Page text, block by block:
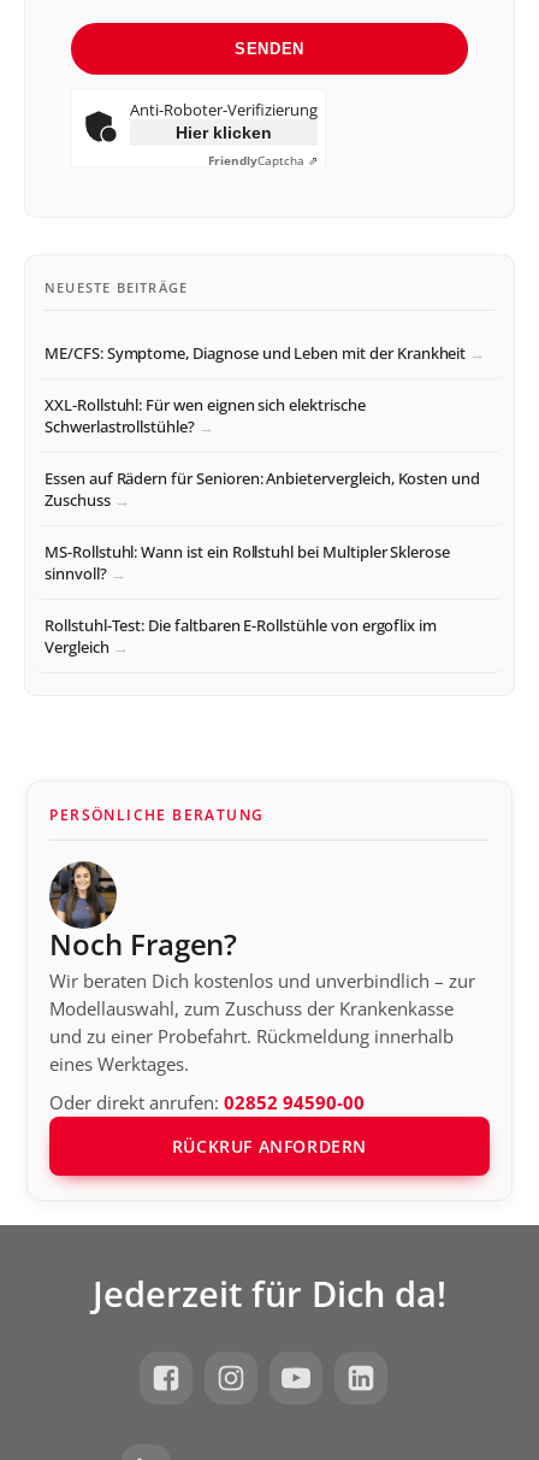
SENDEN
Anti-Roboter-Verifizierung
Hier klicken
FriendlyCaptcha ⇗
NEUESTE BEITRÄGE
ME/CFS: Symptome, Diagnose und Leben mit der Krankheit
XXL-Rollstuhl: Für wen eignen sich elektrische
Schwerlastrollstühle?
Essen auf Rädern für Senioren: Anbietervergleich, Kosten und
Zuschuss
MS-Rollstuhl: Wann ist ein Rollstuhl bei Multipler Sklerose
sinnvoll?
Rollstuhl-Test: Die faltbaren E-Rollstühle von ergoflix im
Vergleich
PERSÖNLICHE BERATUNG
Noch Fragen?
Wir beraten Dich kostenlos und unverbindlich – zur
Modellauswahl, zum Zuschuss der Krankenkasse
und zu einer Probefahrt. Rückmeldung innerhalb
eines Werktages.
Oder direkt anrufen:02852 94590-00
RÜCKRUF ANFORDERN
Jederzeit für Dich da!